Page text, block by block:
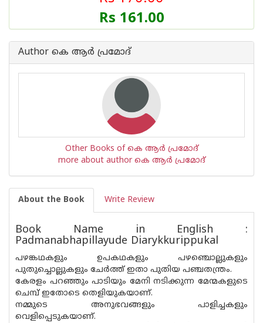
Rs 161.00
Author കെ ആർ പ്രമോദ്
Other Books of കെ ആർ പ്രമോദ്
more about author കെ ആർ പ്രമോദ്
About the Book Write Review
Book Name in English :
Padmanabhapillayude Diarykkurippukal
പഴങ്കഥകളും ഉപകഥകളും പഴഞ്ചൊല്ലുകളും
പുതുച്ചൊല്ലുകളും ചേർത്ത് ഇതാ പുതിയ പഞ്ചതന്ത്രം.
കേരളം പറഞ്ഞും പാടിയും മേനി നടിക്കുന്ന മേന്മകളുടെ
ചെമ്പ് ഇതോടെ തെളിയുകയാണ്.
നമ്മുടെ അനുഭവങ്ങളും പാളിച്ചകളും
വെളിപ്പെടുകയാണ്.